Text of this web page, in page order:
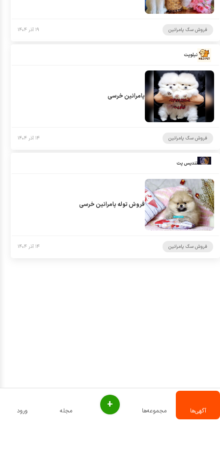
فروش سگ پامرانین ۱۹ آذر ۱۴۰۴
نیلوپت
پامرانین خرسی
فروش سگ پامرانین ۱۴ آذر ۱۴۰۴
تندیس پت
فروش توله پامرانین خرسی
فروش سگ پامرانین ۱۴ آذر ۱۴۰۴
ورود مجله + مجموعه‌ها آگهی‌ها